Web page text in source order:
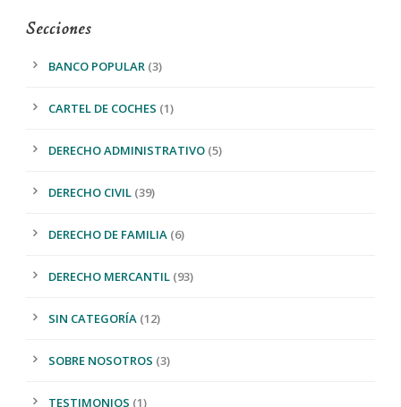
Secciones
BANCO POPULAR (3)
CARTEL DE COCHES (1)
DERECHO ADMINISTRATIVO (5)
DERECHO CIVIL (39)
DERECHO DE FAMILIA (6)
DERECHO MERCANTIL (93)
SIN CATEGORÍA (12)
SOBRE NOSOTROS (3)
TESTIMONIOS (1)